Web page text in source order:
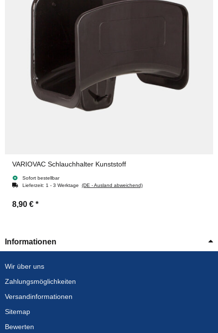
VARIOVAC Schlauchhalter Kunststoff
Sofort bestellbar
Lieferzeit: 1 - 3 Werktage (DE - Ausland abweichend)
8,90 € *
Informationen
Wir über uns
Zahlungsmöglichkeiten
Versandinformationen
Sitemap
Bewerten